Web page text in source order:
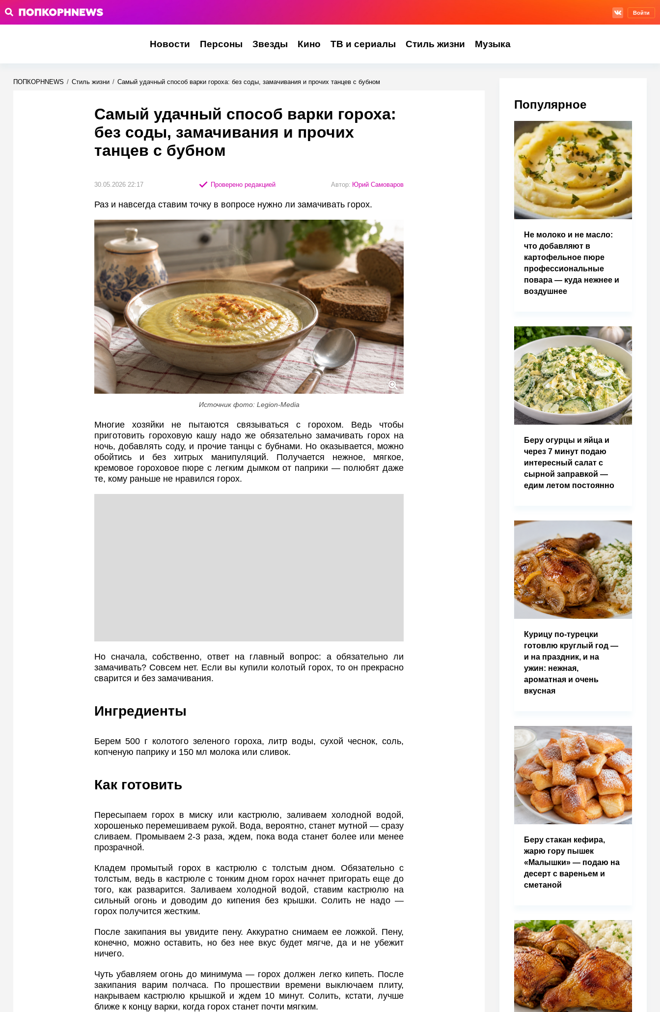
Войти
Новости Персоны Звезды Кино ТВ и сериалы Стиль жизни Музыка
ПОПКОРНNEWS / Стиль жизни / Самый удачный способ варки гороха: без соды, замачивания и прочих танцев с бубном
Самый удачный способ варки гороха:
без соды, замачивания и прочих
танцев с бубном
30.05.2026 22:17 Проверено редакцией Автор: Юрий Самоваров
Раз и навсегда ставим точку в вопросе нужно ли замачивать горох.
Источник фото: Legion-Media
Многие хозяйки не пытаются связываться с горохом. Ведь чтобы
приготовить гороховую кашу надо же обязательно замачивать горох на
ночь, добавлять соду, и прочие танцы с бубнами. Но оказывается, можно
обойтись и без хитрых манипуляций. Получается нежное, мягкое,
кремовое гороховое пюре с легким дымком от паприки — полюбят даже
те, кому раньше не нравился горох.
Но сначала, собственно, ответ на главный вопрос: а обязательно ли
замачивать? Совсем нет. Если вы купили колотый горох, то он прекрасно
сварится и без замачивания.
Ингредиенты
Берем 500 г колотого зеленого гороха, литр воды, сухой чеснок, соль,
копченую паприку и 150 мл молока или сливок.
Как готовить
Пересыпаем горох в миску или кастрюлю, заливаем холодной водой,
хорошенько перемешиваем рукой. Вода, вероятно, станет мутной — сразу
сливаем. Промываем 2-3 раза, ждем, пока вода станет более или менее
прозрачной.
Кладем промытый горох в кастрюлю с толстым дном. Обязательно с
толстым, ведь в кастрюле с тонким дном горох начнет пригорать еще до
того, как разварится. Заливаем холодной водой, ставим кастрюлю на
сильный огонь и доводим до кипения без крышки. Солить не надо —
горох получится жестким.
После закипания вы увидите пену. Аккуратно снимаем ее ложкой. Пену,
конечно, можно оставить, но без нее вкус будет мягче, да и не убежит
ничего.
Чуть убавляем огонь до минимума — горох должен легко кипеть. После
закипания варим полчаса. По прошествии времени выключаем плиту,
накрываем кастрюлю крышкой и ждем 10 минут. Солить, кстати, лучше
ближе к концу варки, когда горох станет почти мягким.
Популярное
Не молоко и не масло:
что добавляют в
картофельное пюре
профессиональные
повара — куда нежнее и
воздушнее
Беру огурцы и яйца и
через 7 минут подаю
интересный салат с
сырной заправкой —
едим летом постоянно
Курицу по-турецки
готовлю круглый год —
и на праздник, и на
ужин: нежная,
ароматная и очень
вкусная
Беру стакан кефира,
жарю гору пышек
«Малышки» — подаю на
десерт с вареньем и
сметаной